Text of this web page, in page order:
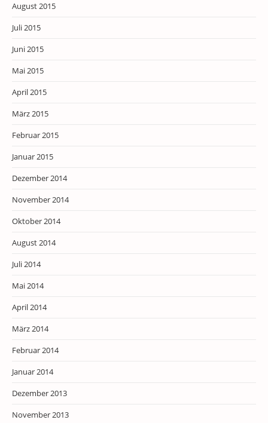
August 2015
Juli 2015
Juni 2015
Mai 2015
April 2015
März 2015
Februar 2015
Januar 2015
Dezember 2014
November 2014
Oktober 2014
August 2014
Juli 2014
Mai 2014
April 2014
März 2014
Februar 2014
Januar 2014
Dezember 2013
November 2013